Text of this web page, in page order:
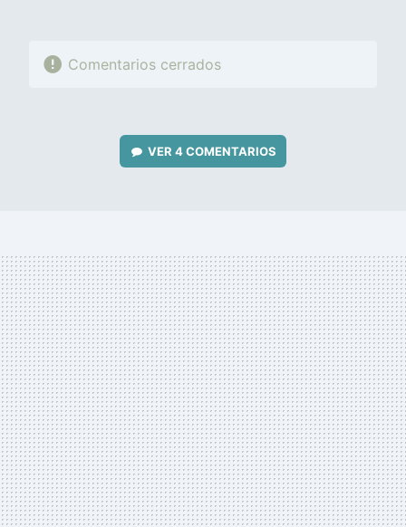
Comentarios cerrados
VER 4 COMENTARIOS